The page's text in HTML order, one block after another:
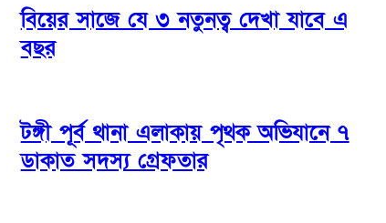
বিয়ের সাজে যে ৩ নতুনত্ব দেখা যাবে এ
বছর
টঙ্গী পূর্ব থানা এলাকায় পৃথক অভিযানে ৭
ডাকাত সদস্য গ্রেফতার